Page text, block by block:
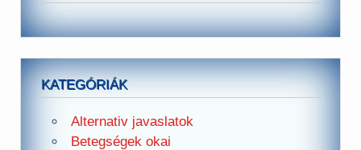
KATEGÓRIÁK
Alternativ javaslatok
Betegségek okai